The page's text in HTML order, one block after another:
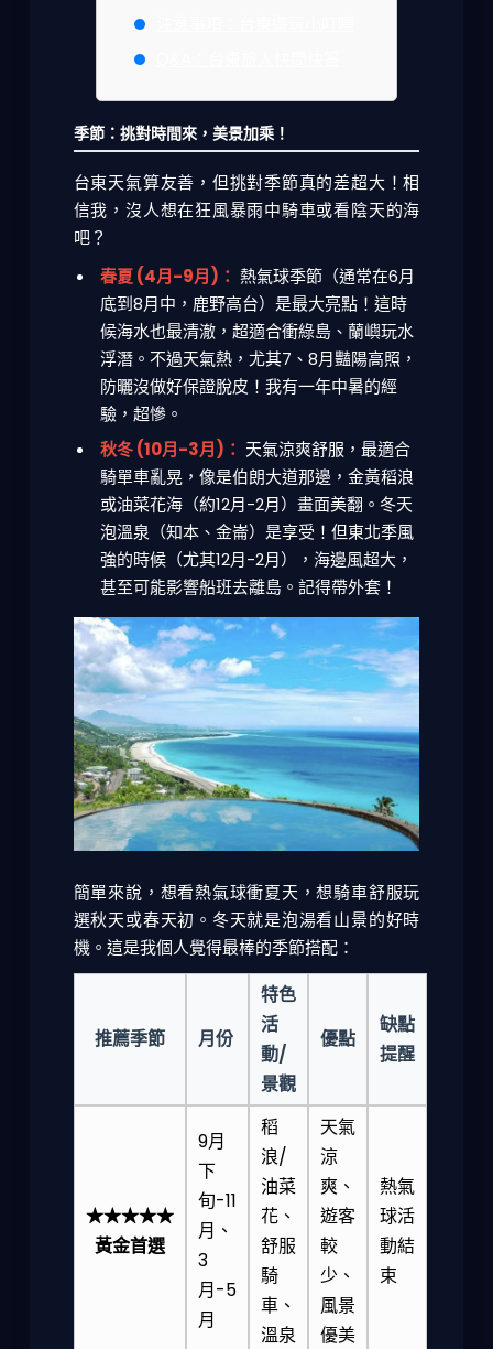
季節：挑對時間來，美景加乘！
台東天氣算友善，但挑對季節真的差超大！相
信我，沒人想在狂風暴雨中騎車或看陰天的海
吧？
春夏 (4月-9月)： 熱氣球季節（通常在6月
底到8月中，鹿野高台）是最大亮點！這時
候海水也最清澈，超適合衝綠島、蘭嶼玩水
浮潛。不過天氣熱，尤其7、8月豔陽高照，
防曬沒做好保證脫皮！我有一年中暑的經
驗，超慘。
秋冬 (10月-3月)： 天氣涼爽舒服，最適合
騎單車亂晃，像是伯朗大道那邊，金黃稻浪
或油菜花海（約12月-2月）畫面美翻。冬天
泡溫泉（知本、金崙）是享受！但東北季風
強的時候（尤其12月-2月），海邊風超大，
甚至可能影響船班去離島。記得帶外套！
簡單來說，想看熱氣球衝夏天，想騎車舒服玩
選秋天或春天初。冬天就是泡湯看山景的好時
機。這是我個人覺得最棒的季節搭配：
推薦季節 月份
特色
活
動/
景觀
優點
缺點
提醒
★★★★★
黃金首選
9月
下
旬-11
月、
3
月-5
月
稻
浪/
油菜
花、
舒服
騎
車、
溫泉
天氣
涼
爽、
遊客
較
少、
風景
優美
熱氣
球活
動結
束